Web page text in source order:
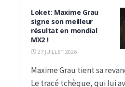
Loket: Maxime Grau
signe son meilleur
résultat en mondial
MX2 !
27 JUILLET 2026
Maxime Grau tient sa
Le tracé tchèque, qui lui